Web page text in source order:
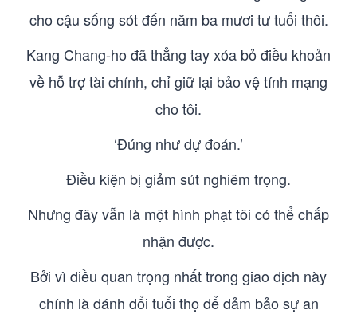
cho cậu sống sót đến năm ba mươi tư tuổi thôi.
Kang Chang-ho đã thẳng tay xóa bỏ điều khoản
về hỗ trợ tài chính, chỉ giữ lại bảo vệ tính mạng
cho tôi.
‘Đúng như dự đoán.’
Điều kiện bị giảm sút nghiêm trọng.
Nhưng đây vẫn là một hình phạt tôi có thể chấp
nhận được.
Bởi vì điều quan trọng nhất trong giao dịch này
chính là đánh đổi tuổi thọ để đảm bảo sự an